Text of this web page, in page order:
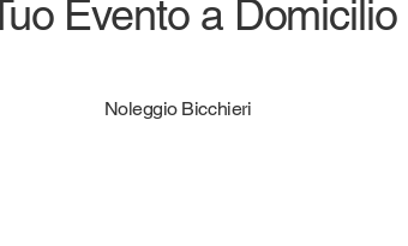
Evento a Domicilio
Noleggio Bicchieri